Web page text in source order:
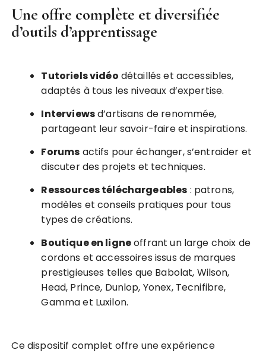
Une offre complète et diversifiée
d’outils d’apprentissage
Tutoriels vidéo détaillés et accessibles,
adaptés à tous les niveaux d’expertise.
Interviewsd’artisans de renommée,
partageant leur savoir-faire et inspirations.
Forums actifs pour échanger, s’entraider et
discuter des projets et techniques.
Ressources téléchargeables : patrons,
modèles et conseils pratiques pour tous
types de créations.
Boutique en ligneoffrant un large choix de
cordons et accessoires issus de marques
prestigieuses telles que Babolat, Wilson,
Head, Prince, Dunlop, Yonex, Tecnifibre,
Gamma et Luxilon.
Ce dispositif complet offre une expérience